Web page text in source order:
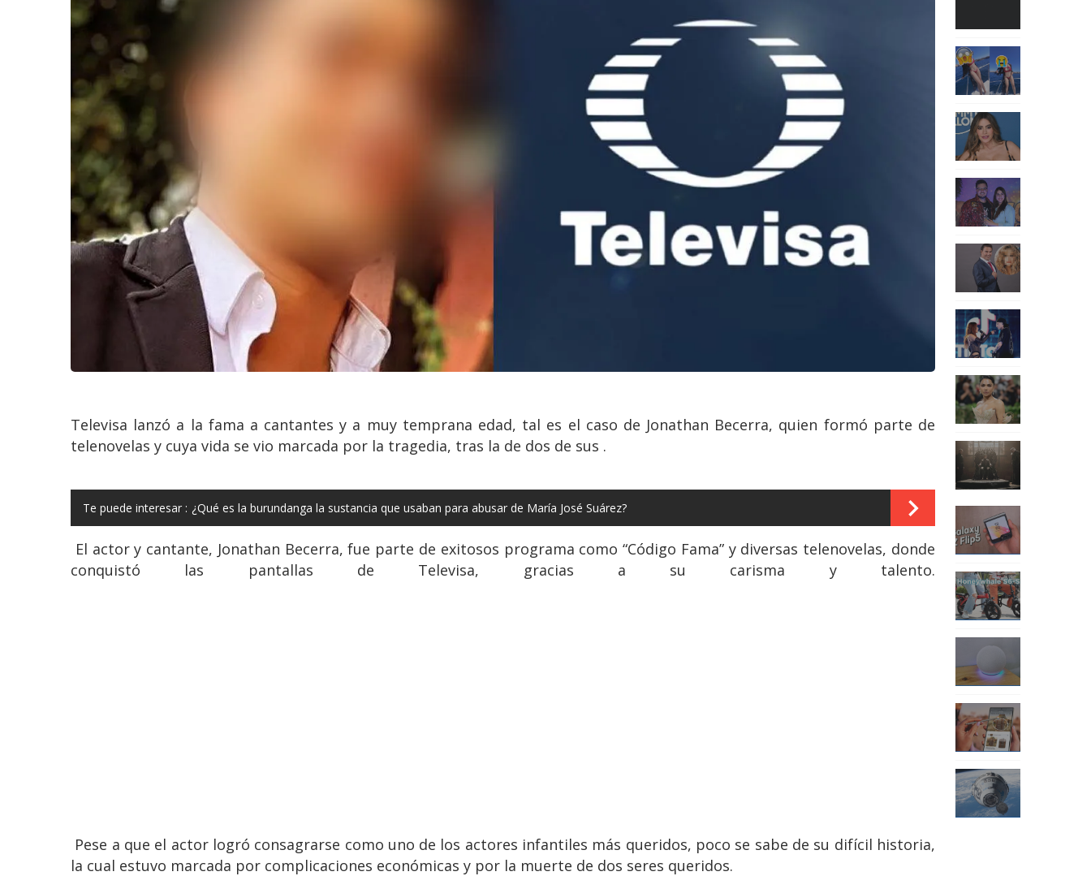
Televisa lanzó a la fama a cantantes y a muy temprana edad, tal es el caso de Jonathan Becerra, quien formó parte de
telenovelas y cuya vida se vio marcada por la tragedia, tras la de dos de sus .
Te puede interesar : ¿Qué es la burundanga la sustancia que usaban para abusar de María José Suárez?
El actor y cantante, Jonathan Becerra, fue parte de exitosos programa como “Código Fama” y diversas telenovelas, donde
conquistó las pantallas de Televisa, gracias a su carisma y talento.
Pese a que el actor logró consagrarse como uno de los actores infantiles más queridos, poco se sabe de su difícil historia,
la cual estuvo marcada por complicaciones económicas y por la muerte de dos seres queridos.